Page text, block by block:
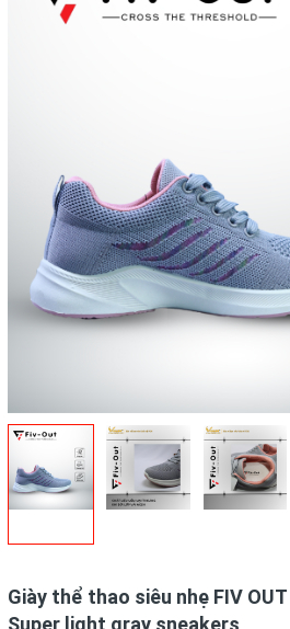
Giày thể thao siêu nhẹ FIV OUT
Super light gray sneakers